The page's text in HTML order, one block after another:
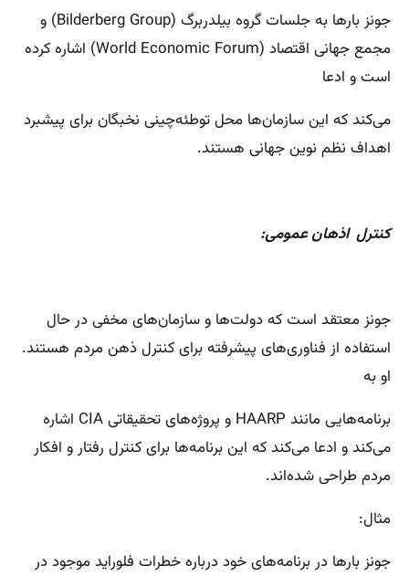
جونز بارها به جلسات گروه بیلدربرگ (Bilderberg Group) و
مجمع جهانی اقتصاد (World Economic Forum) اشاره کرده
است و ادعا
می‌کند که این سازمان‌ها محل توطئه‌چینی نخبگان برای پیشبرد
اهداف نظم نوین جهانی هستند.
کنترل اذهان عمومی:
جونز معتقد است که دولت‌ها و سازمان‌های مخفی در حال
استفاده از فناوری‌های پیشرفته برای کنترل ذهن مردم هستند.
او به
برنامه‌هایی مانند HAARP و پروژه‌های تحقیقاتی CIA اشاره
می‌کند و ادعا می‌کند که این برنامه‌ها برای کنترل رفتار و افکار
مردم طراحی شده‌اند.
مثال:
جونز بارها در برنامه‌های خود درباره خطرات فلوراید موجود در